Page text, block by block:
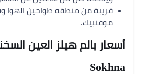
قريبة من منطقه طواحين الهوا
موفنبيك.
Sokhna